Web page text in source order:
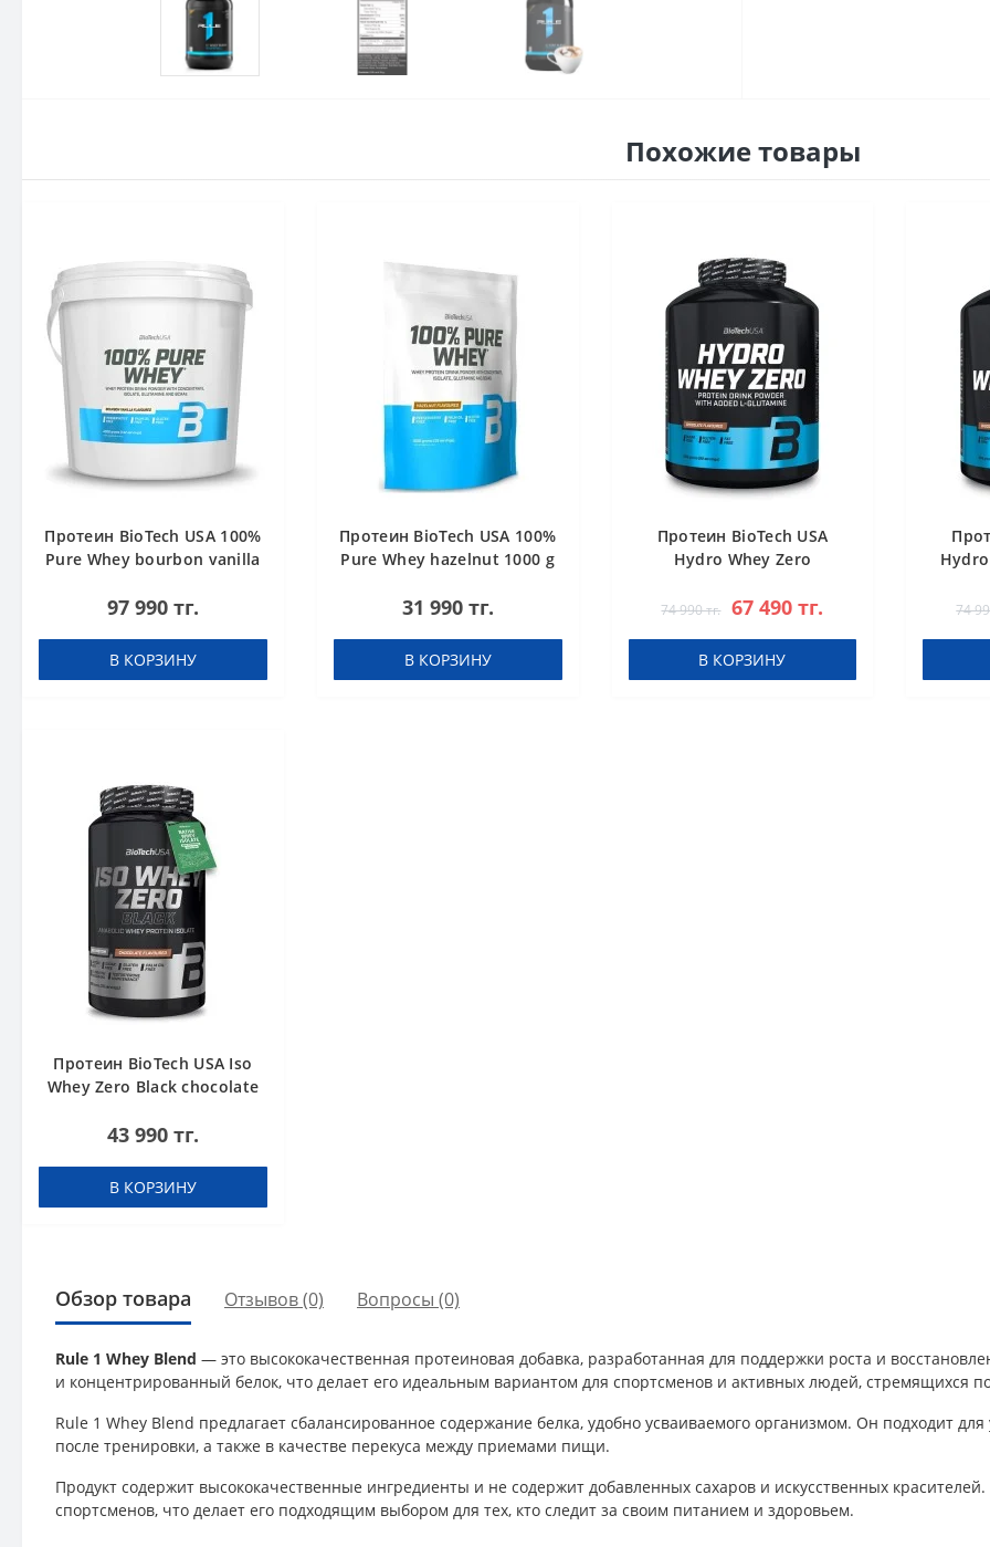
Похожие товары
Протеин BioTech USA 100%
Pure Whey bourbon vanilla
97 990 тг.
В КОРЗИНУ
Протеин BioTech USA 100%
Pure Whey hazelnut 1000 g
31 990 тг.
В КОРЗИНУ
Протеин BioTech USA
Hydro Whey Zero
74 990 тг. 67 490 тг.
В КОРЗИНУ
74
Протеин BioTech USA Iso
Whey Zero Black chocolate
43 990 тг.
В КОРЗИНУ
Обзор товара Отзывов (0) Вопросы (0)
Rule 1 Whey Blend — это высококачественная протеиновая добавка, разработанная для поддержки роста и
и концентрированный белок, что делает его идеальным вариантом для спортсменов и активных людей, стремящихся
Rule 1 Whey Blend предлагает сбалансированное содержание белка, удобно усваиваемого организмом. Он подходит
после тренировки, а также в качестве перекуса между приемами пищи.
Продукт содержит высококачественные ингредиенты и не содержит добавленных сахаров и искусственных
спортсменов, что делает его подходящим выбором для тех, кто следит за своим питанием и здоровьем.